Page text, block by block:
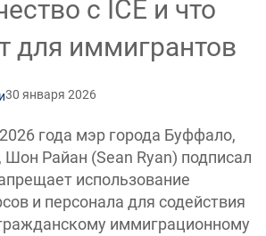
с ICE и что
для иммигрантов
30 января 2026
года мэр города Буффало,
Райан (Sean Ryan) подписал
использование
и персонала для содействия
иммиграционному